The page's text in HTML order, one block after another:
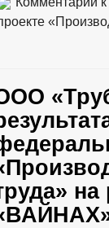
нормирования в
на